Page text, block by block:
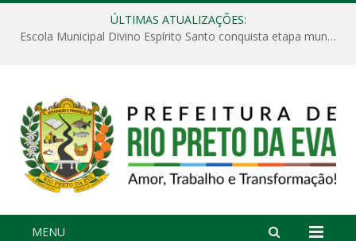
ÚLTIMAS ATUALIZAÇÕES:
Escola Municipal Divino Espírito Santo conquista etapa municipal da V Feira Amazonense de Matemática
MENU